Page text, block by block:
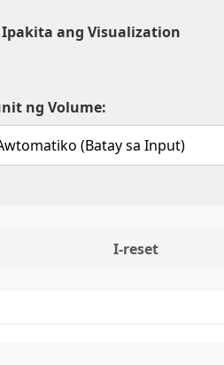
Ipakita ang Visualization
ng Volume:
I-reset